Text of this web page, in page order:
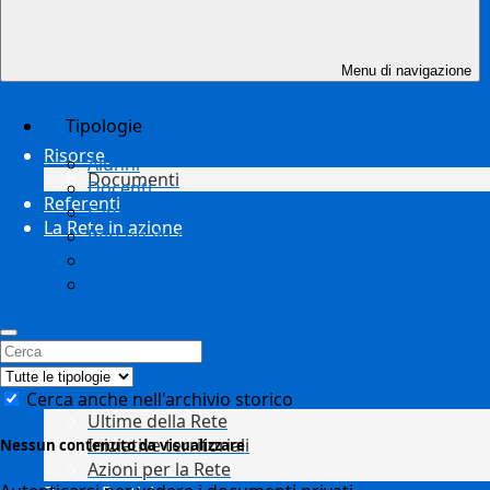
Risorse
Documenti
Referenti
La Rete in azione
Ultime della Rete
Iniziative territoriali
Azioni per la Rete
Menu di navigazione
Tipologie
Alunni
Docenti
Famiglie
Personale ATA
Cerca anche nell'archivio storico
Nessun contenuto da visualizzare